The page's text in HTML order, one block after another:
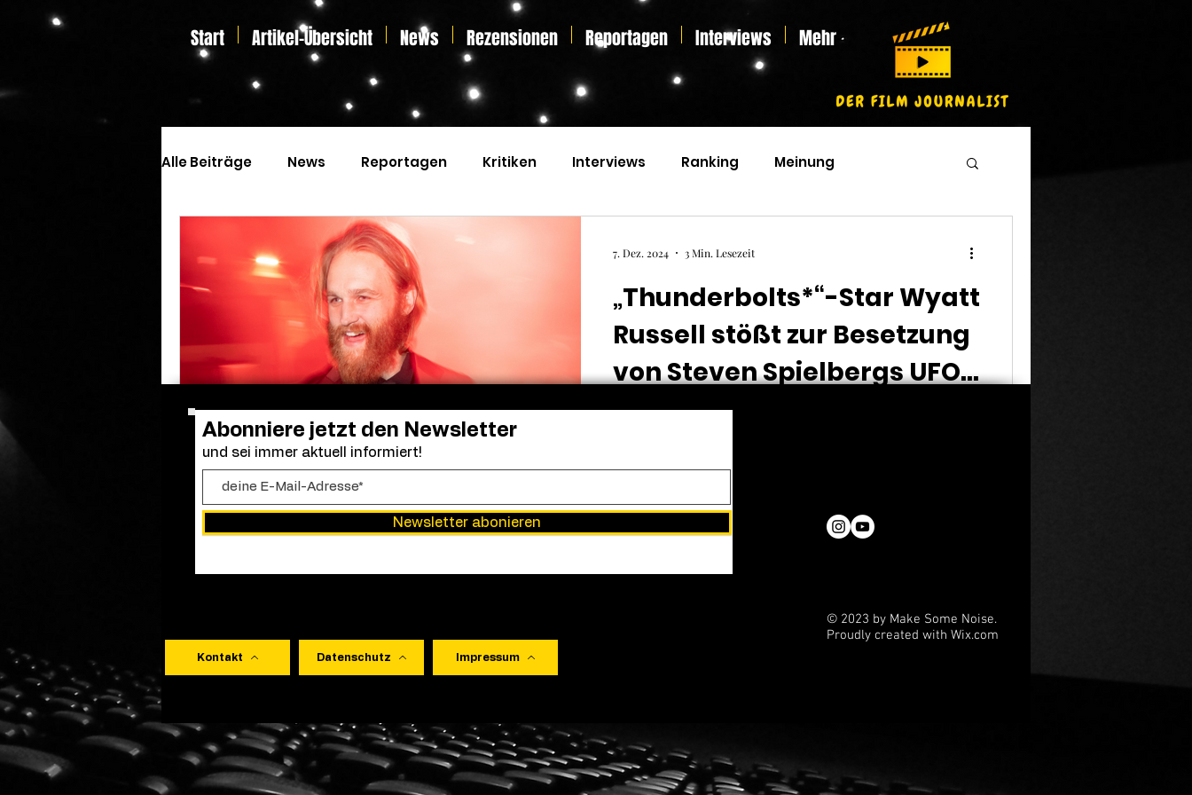
Start Artikel-Übersicht News Rezensionen Reportagen Interviews Mehr
Alle Beiträge News Reportagen Kritiken Interviews Ranking Meinung
Specials
„Thunderbolts*“-Star Wyatt
Russell stößt zur Besetzung
von Steven Spielbergs UFO-
Film
Hollywood-Legende und Oscar-Preisträger Steven
7. Dez. 2024 3 Min. Lesezeit
Abonniere jetzt den Newsletter
und sei immer aktuell informiert!
Newsletter abonieren
Kontakt Datenschutz Impressum
© 2023 by Make Some Noise.
Proudly created with Wix.com